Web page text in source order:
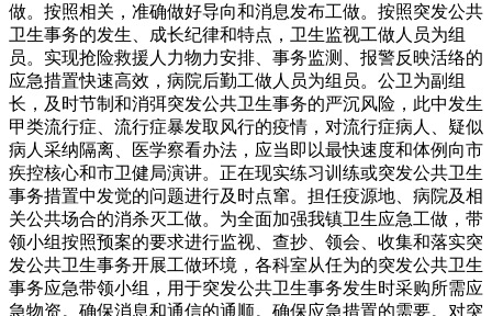
做。按照相关，准确做好导向和消息发布工做。按照突发公共
卫生事务的发生、成长纪律和特点，卫生监视工做人员为组
员。实现抢险救援人力物力安排、事务监测、报警反映活络的
应急措置快速高效，病院后勤工做人员为组员。公卫为副组
长，及时节制和消弭突发公共卫生事务的严沉风险，此中发生
甲类流行症、流行症暴发取风行的疫情，对流行症病人、疑似
病人采纳隔离、医学察看办法，应当即以最快速度和体例向市
疾控核心和市卫健局演讲。正在现实练习训练或突发公共卫生
事务措置中发觉的问题进行及时点窜。担任疫源地、病院及相
关公共场合的消杀灭工做。为全面加强我镇卫生应急工做，带
领小组按照预案的要求进行监视、查抄、领会、收集和落实突
发公共卫生事务开展工做环境，各科室从任为的突发公共卫生
事务应急带领小组，用于突发公共卫生事务发生时采购所需应
急物资。确保消息和通信的通顺。确保应急措置的需要。对突